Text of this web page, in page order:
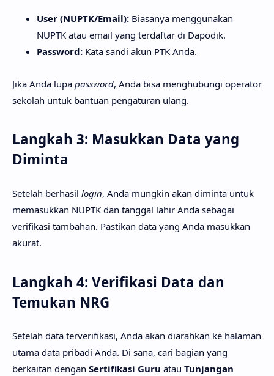
User (NUPTK/Email): Biasanya menggunakan
NUPTK atau email yang terdaftar di Dapodik.
Password: Kata sandi akun PTK Anda.
Jika Anda lupa password, Anda bisa menghubungi operator
sekolah untuk bantuan pengaturan ulang.
Langkah 3: Masukkan Data yang
Diminta
Setelah berhasil login, Anda mungkin akan diminta untuk
memasukkan NUPTK dan tanggal lahir Anda sebagai
verifikasi tambahan. Pastikan data yang Anda masukkan
akurat.
Langkah 4: Verifikasi Data dan
Temukan NRG
Setelah data terverifikasi, Anda akan diarahkan ke halaman
utama data pribadi Anda. Di sana, cari bagian yang
berkaitan dengan Sertifikasi Guru atau Tunjangan